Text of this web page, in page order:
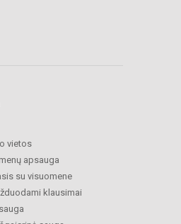
vietos
apsauga
su visuomene
klausimai